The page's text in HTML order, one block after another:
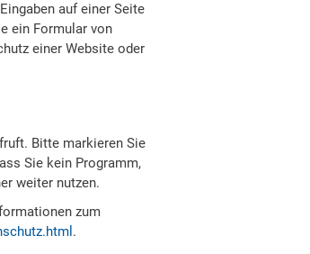
auf einer Seite
ein Formular von
einer Website oder
Bitte markieren Sie
Sie kein Programm,
weiter nutzen.
zum
.